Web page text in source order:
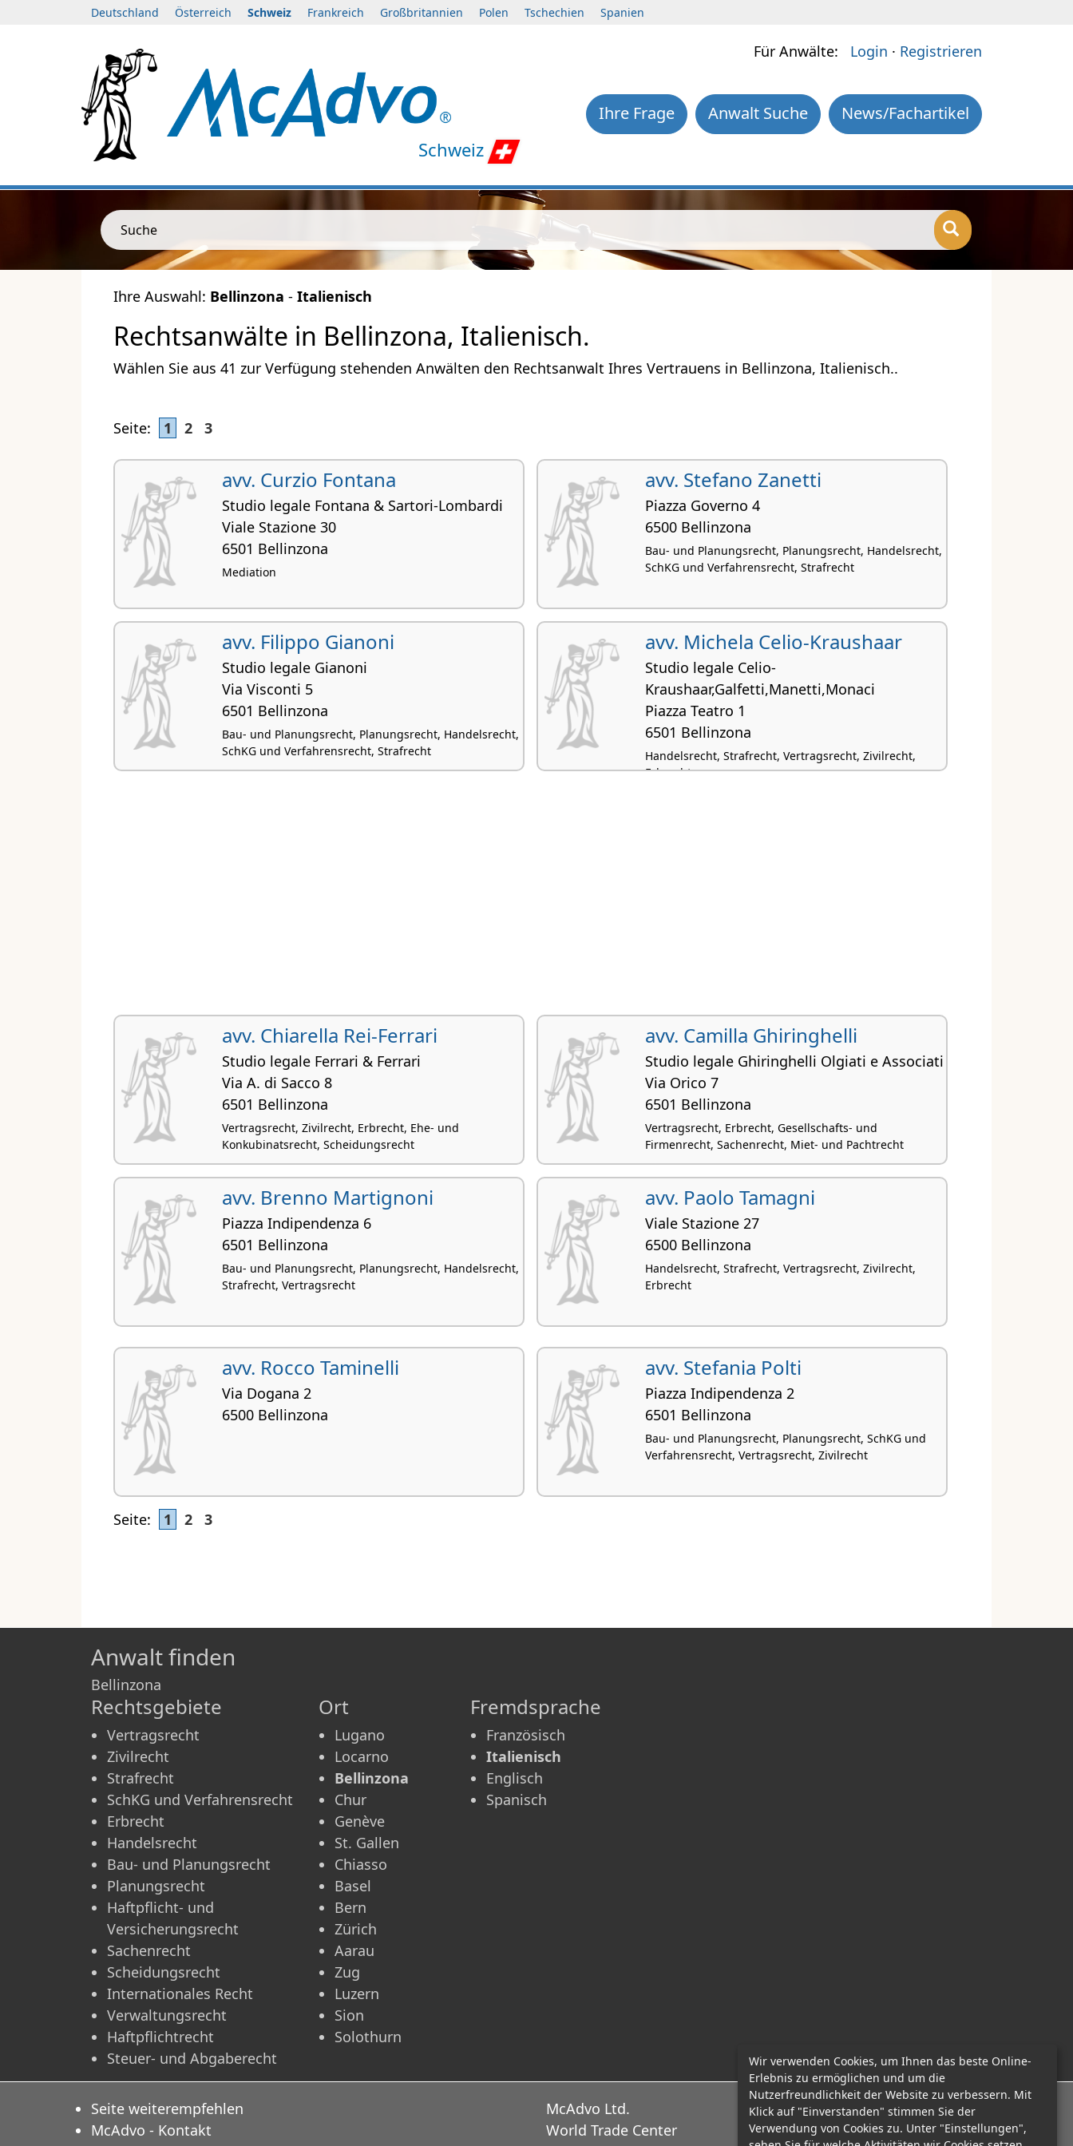
Deutschland Österreich Schweiz Frankreich Großbritannien Polen Tschechien Spanien
Schweiz
Für Anwälte: Login · Registrieren
News/Fachartikel
Anwalt Suche
Ihre Frage
Suche
Ihre Auswahl: Bellinzona - Italienisch
Rechtsanwälte in Bellinzona, Italienisch.
Wählen Sie aus 41 zur Verfügung stehenden Anwälten den Rechtsanwalt Ihres Vertrauens in Bellinzona, Italienisch..
Seite: 1 2 3
avv. Curzio Fontana
Studio legale Fontana & Sartori-Lombardi
Viale Stazione 30
6501 Bellinzona
Mediation
avv. Stefano Zanetti
Piazza Governo 4
6500 Bellinzona
Bau- und Planungsrecht, Planungsrecht, Handelsrecht,
SchKG und Verfahrensrecht, Strafrecht
avv. Filippo Gianoni
Studio legale Gianoni
Via Visconti 5
6501 Bellinzona
Bau- und Planungsrecht, Planungsrecht, Handelsrecht,
SchKG und Verfahrensrecht, Strafrecht
avv. Michela Celio-Kraushaar
Studio legale Celio-
Kraushaar,Galfetti,Manetti,Monaci
Piazza Teatro 1
6501 Bellinzona
Handelsrecht, Strafrecht, Vertragsrecht, Zivilrecht,
Erbrecht
avv. Chiarella Rei-Ferrari
Studio legale Ferrari & Ferrari
Via A. di Sacco 8
6501 Bellinzona
Vertragsrecht, Zivilrecht, Erbrecht, Ehe- und
Konkubinatsrecht, Scheidungsrecht
avv. Camilla Ghiringhelli
Studio legale Ghiringhelli Olgiati e Associati
Via Orico 7
6501 Bellinzona
Vertragsrecht, Erbrecht, Gesellschafts- und
Firmenrecht, Sachenrecht, Miet- und Pachtrecht
avv. Brenno Martignoni
Piazza Indipendenza 6
6501 Bellinzona
Bau- und Planungsrecht, Planungsrecht, Handelsrecht,
Strafrecht, Vertragsrecht
avv. Paolo Tamagni
Viale Stazione 27
6500 Bellinzona
Handelsrecht, Strafrecht, Vertragsrecht, Zivilrecht,
Erbrecht
avv. Rocco Taminelli
Via Dogana 2
6500 Bellinzona
avv. Stefania Polti
Piazza Indipendenza 2
6501 Bellinzona
Bau- und Planungsrecht, Planungsrecht, SchKG und
Verfahrensrecht, Vertragsrecht, Zivilrecht
Seite: 1 2 3
Anwalt finden
Bellinzona
Rechtsgebiete
Vertragsrecht
Zivilrecht
Strafrecht
SchKG und Verfahrensrecht
Erbrecht
Handelsrecht
Bau- und Planungsrecht
Planungsrecht
Haftpflicht- und
Versicherungsrecht
Sachenrecht
Scheidungsrecht
Internationales Recht
Verwaltungsrecht
Haftpflichtrecht
Steuer- und Abgaberecht
Ort
Lugano
Locarno
Bellinzona
Chur
Genève
St. Gallen
Chiasso
Basel
Bern
Zürich
Aarau
Zug
Luzern
Sion
Solothurn
Fremdsprache
Französisch
Italienisch
Englisch
Spanisch
Seite weiterempfehlen
McAdvo - Kontakt
McAdvo Ltd.
World Trade Center
E-Mail: office@mcadvo.com
Wir verwenden Cookies, um Ihnen das beste Online-
Erlebnis zu ermöglichen und um die
Nutzerfreundlichkeit der Website zu verbessern. Mit
Klick auf "Einverstanden" stimmen Sie der
Verwendung von Cookies zu. Unter "Einstellungen",